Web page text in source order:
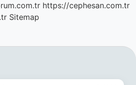
https://cephesan.com.tr
Sitemap